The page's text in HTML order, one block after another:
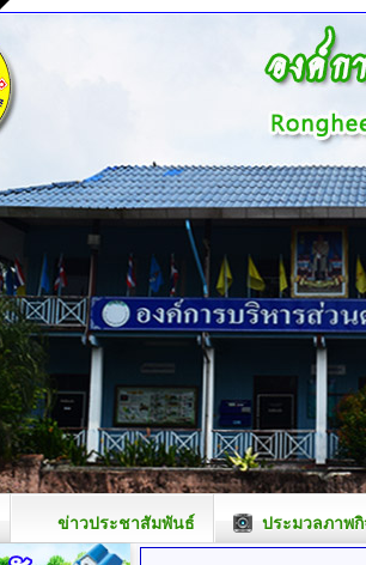
ข่าวประชาสัมพันธ์ ประมวลภาพ